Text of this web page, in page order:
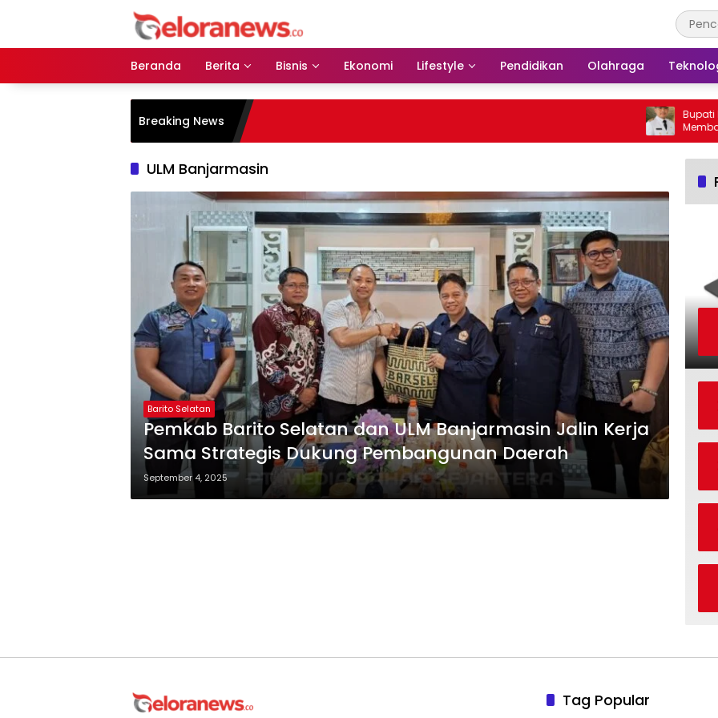
Beranda
Berita Bisnis Ekonomi Lifestyle Pendidikan Olahraga
Breaking News
Bupati
Membakar
Barito
ULM Banjarmasin
Barito Selatan
Pemkab Barito Selatan dan ULM Banjarmasin Jalin Kerja
Sama Strategis Dukung Pembangunan Daerah
September 4, 2025
Tag Popular